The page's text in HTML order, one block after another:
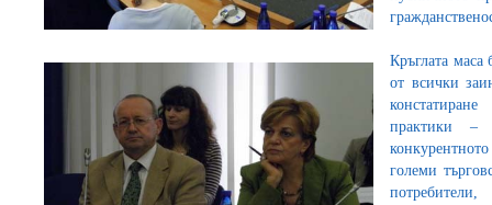
Кръглата маса
от всички
практики –
големи
потребители,